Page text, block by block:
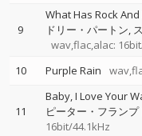
9
What Has Rock
ドリー・パートン
wav,flac,alac:
10 Purple Rain
11
Baby, I Love Your
ピーター・フランプ
16bit/44.1kHz